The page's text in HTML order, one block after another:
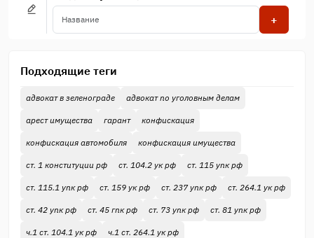
+
Подходящие теги
адвокат в зеленограде адвокат по уголовным делам
арест имущества гарант конфискация
конфискация автомобиля конфискация имущества
ст. 1 конституции рф ст. 104.2 ук рф ст. 115 упк рф
ст. 115.1 упк рф ст. 159 ук рф ст. 237 упк рф ст. 264.1 ук рф
ст. 42 упк рф ст. 45 гпк рф ст. 73 упк рф ст. 81 упк рф
ч.1 ст. 104.1 ук рф ч.1 ст. 264.1 ук рф